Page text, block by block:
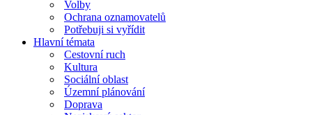
Volby
Ochrana oznamovatelů
Potřebuji si vyřídit
Hlavní témata
Cestovní ruch
Kultura
Sociální oblast
Územní plánování
Doprava